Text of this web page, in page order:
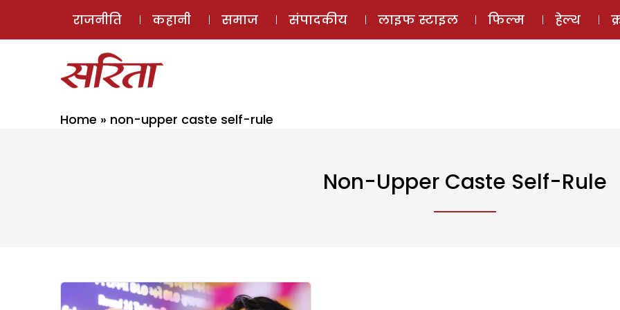
ई-मैगज़ीन
राजनीति कहानी समाज संपादकीय लाइफ स्टाइल फिल्म हेल्थ
Home » non-upper caste self-rule
Non-Upper Caste Self-Rule